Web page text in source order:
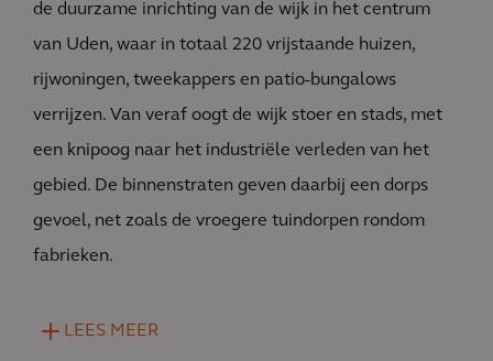
de duurzame inrichting van de wijk in het centrum
van Uden, waar in totaal 220 vrijstaande huizen,
rijwoningen, tweekappers en patio-bungalows
verrijzen. Van veraf oogt de wijk stoer en stads, met
een knipoog naar het industriële verleden van het
gebied. De binnenstraten geven daarbij een dorps
gevoel, net zoals de vroegere tuindorpen rondom
fabrieken.
LEES MEER